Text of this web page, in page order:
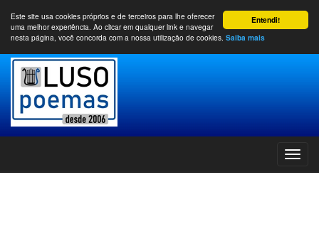
Entendi!
Este site usa cookies próprios e de terceiros para lhe oferecer
uma melhor experiência. Ao clicar em qualquer link e navegar
nesta página, você concorda com a nossa utilização de cookies. Saiba mais